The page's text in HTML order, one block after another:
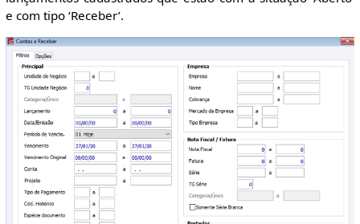
e com tipo ‘Receber’.